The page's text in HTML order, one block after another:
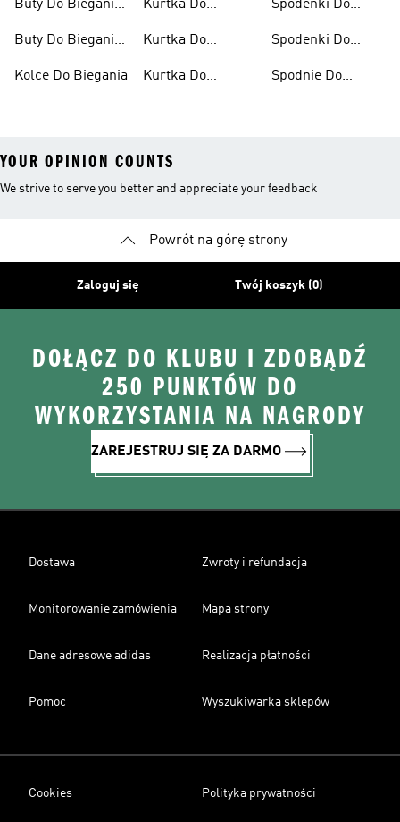
Buty Do Biegania
Buty Do Biegania
Kolce Do Biegania
Kurtka Do
Kurtka Do
Kurtka Do
Spodenki Do
Spodenki Do
Spodnie Do
YOUR OPINION COUNTS
We strive to serve you better and appreciate your feedback
Powrót na górę strony
Zaloguj się Twój koszyk (0)
DOŁĄCZ DO KLUBU I ZDOBĄDŹ
250 PUNKTÓW DO
WYKORZYSTANIA NA NAGRODY
ZAREJESTRUJ SIĘ ZA DARMO
Dostawa Zwroty i refundacja
Monitorowanie zamówienia Mapa strony
Dane adresowe adidas Realizacja płatności
Pomoc Wyszukiwarka sklepów
Cookies Polityka prywatności